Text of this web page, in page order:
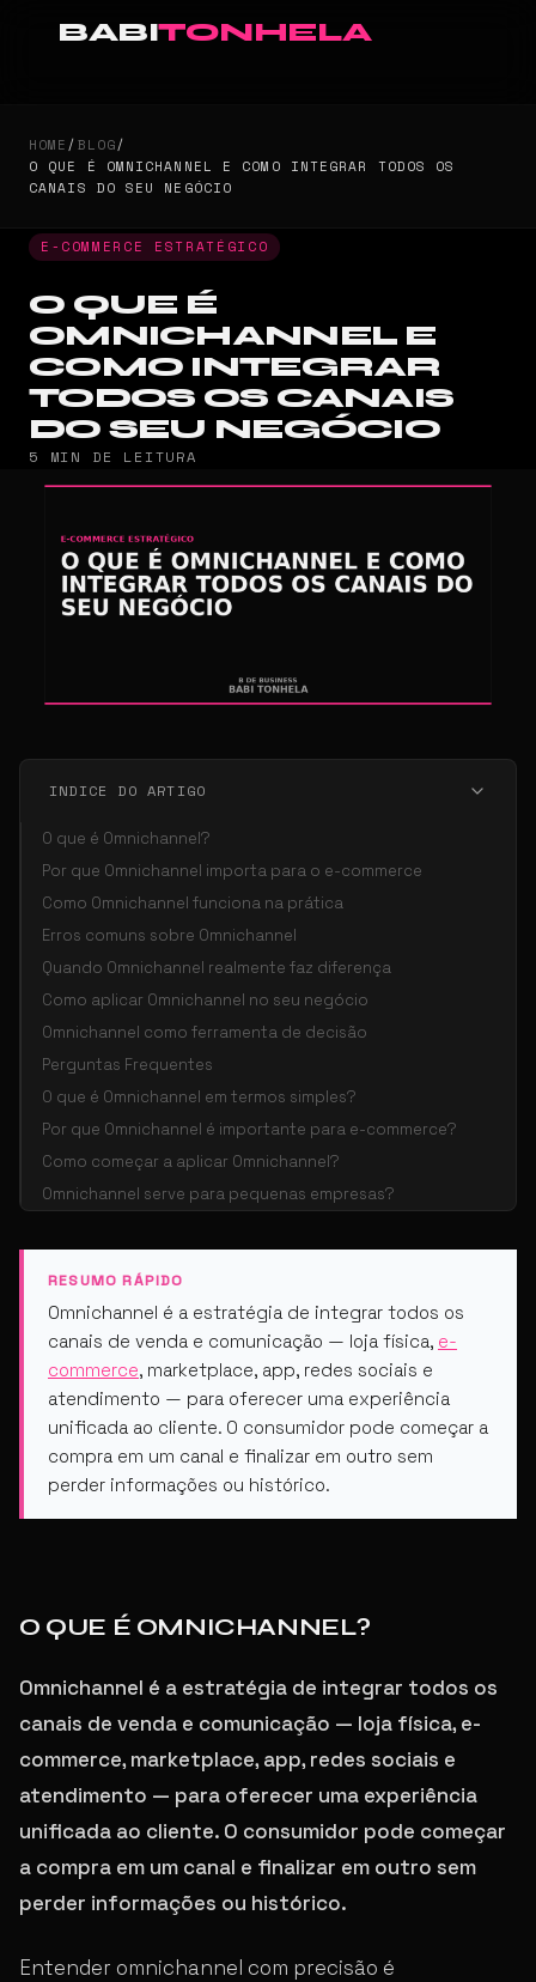
BABITONHELA
HOME/BLOG/
O QUE É OMNICHANNEL E COMO INTEGRAR TODOS OS
CANAIS DO SEU NEGÓCIO
E-COMMERCE ESTRATÉGICO
O QUE É
OMNICHANNEL E
COMO INTEGRAR
TODOS OS CANAIS
DO SEU NEGÓCIO
5 MIN DE LEITURA
INDICE DO ARTIGO
O que é Omnichannel?
Por que Omnichannel importa para o e-commerce
Como Omnichannel funciona na prática
Erros comuns sobre Omnichannel
Quando Omnichannel realmente faz diferença
Como aplicar Omnichannel no seu negócio
Omnichannel como ferramenta de decisão
Perguntas Frequentes
O que é Omnichannel em termos simples?
Por que Omnichannel é importante para e-commerce?
Como começar a aplicar Omnichannel?
Omnichannel serve para pequenas empresas?
RESUMO RÁPIDO
Omnichannel é a estratégia de integrar todos os
canais de venda e comunicação — loja física, e-
commerce, marketplace, app, redes sociais e
atendimento — para oferecer uma experiência
unificada ao cliente. O consumidor pode começar a
compra em um canal e finalizar em outro sem
perder informações ou histórico.
O QUE É OMNICHANNEL?
Omnichannel é a estratégia de integrar todos os
canais de venda e comunicação — loja física, e-
commerce, marketplace, app, redes sociais e
atendimento — para oferecer uma experiência
unificada ao cliente. O consumidor pode começar
a compra em um canal e finalizar em outro sem
perder informações ou histórico.
Entender omnichannel com precisão é